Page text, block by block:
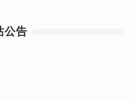
公告